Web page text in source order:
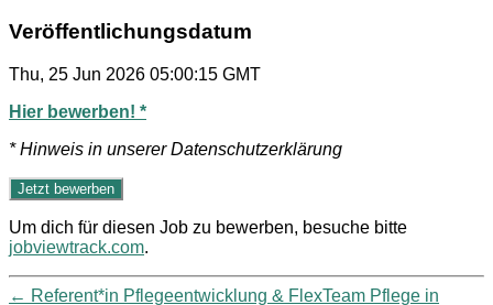
Veröffentlichungsdatum
Thu, 25 Jun 2026 05:00:15 GMT
Hier bewerben! *
* Hinweis in unserer Datenschutzerklärung
Um dich für diesen Job zu bewerben, besuche bitte
jobviewtrack.com.
← Referent*in Pflegeentwicklung & FlexTeam Pflege in